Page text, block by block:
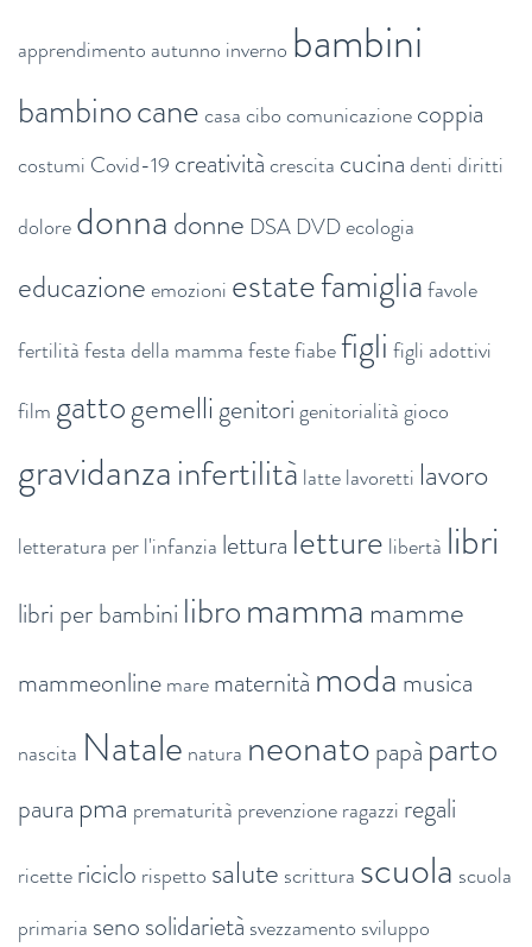
apprendimento autunno inverno bambini
bambinocanecasacibocomunicazionecoppia
costumi Covid-19 creativitàcrescita cucinadentidiritti
doloredonnadonne DSA DVDecologia
educazioneemozioni estatefamigliafavole
fertilitàfesta della mammafestefiabefigli figli adottivi
film gattogemelligenitorigenitorialitàgioco
gravidanzainfertilità lattelavoretti lavoro
letteratura per l'infanzia lettura letture libertà libri
libri per bambini libromamma mamme
mammeonlinemarematernità moda musica
nascita Natale natura neonatopapà parto
paura pma prematurità prevenzioneragazzi regali
ricettericiclo rispetto salute scrittura scuola scuola
primaria senosolidarietà svezzamento sviluppo